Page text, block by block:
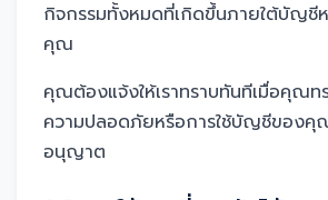
กิจกรรมทั้งหมดที่เกิดขึ้นภายใต้บัญชี
คุณ
คุณต้องแจ้งให้เราทราบทันทีเมื่อคุณท
ความปลอดภัยหรือการใช้บัญชีของคุ
อนุญาต